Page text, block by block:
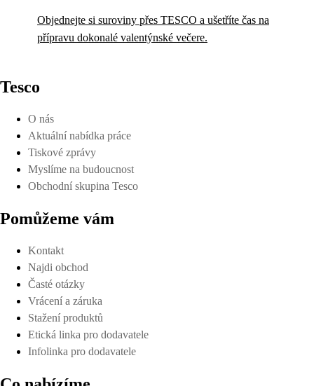
Objednejte si suroviny přes TESCO a ušetříte čas na
přípravu dokonalé valentýnské večere.
Tesco
O nás
Aktuální nabídka práce
Tiskové zprávy
Myslíme na budoucnost
Obchodní skupina Tesco
Pomůžeme vám
Kontakt
Najdi obchod
Časté otázky
Vrácení a záruka
Stažení produktů
Etická linka pro dodavatele
Infolinka pro dodavatele